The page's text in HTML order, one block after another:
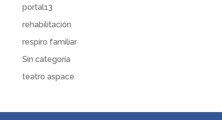
portal13
rehabilitación
respiro familiar
Sin categoría
teatro aspace